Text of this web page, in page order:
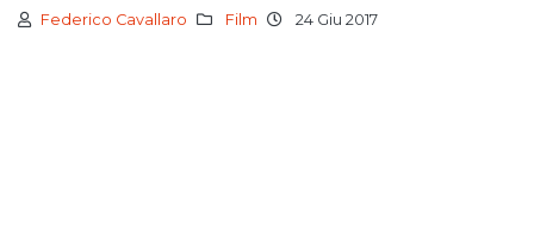
Federico Cavallaro Film 24 Giu 2017